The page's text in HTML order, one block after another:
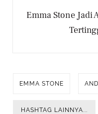
Emma Stone Jadi
EMMA STONE
HASHTAG LAINNYA...